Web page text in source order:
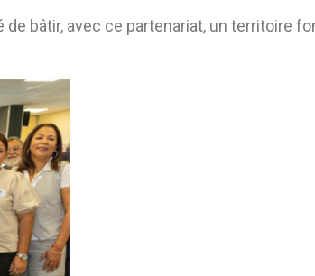
de bâtir, avec ce partenariat, un territoire